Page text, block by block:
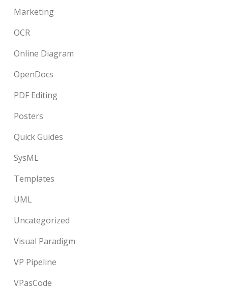
Marketing
OCR
Online Diagram
OpenDocs
PDF Editing
Posters
Quick Guides
SysML
Templates
UML
Uncategorized
Visual Paradigm
VP Pipeline
VPasCode